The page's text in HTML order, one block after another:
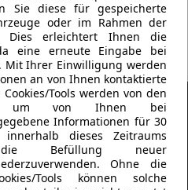
Sie diese für gespeicherte
oder im Rahmen der
Dies erleichtert Ihnen die
eine erneute Eingabe bei
Mit Ihrer Einwilligung werden
an von Ihnen kontaktierte
Tools werden von den
um von Ihnen bei
Informationen für 30
dieses Zeitraums
Befüllung neuer
Ohne die
Tools können solche